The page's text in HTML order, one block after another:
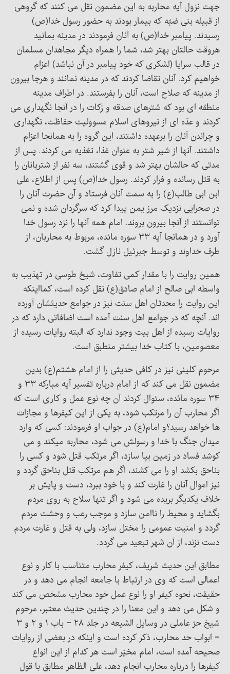
جهت نزول آیه محاربه به این مضمون نقل می کنند که گروهی
از قبیله بنی ضبّه که بیمار بودند به حضور رسول خدا(ص)
رسیدند. پیامبر خدا(ص) به آنان فرمودند در مدینه بمانید
هروقت حالتان بهتر شد، شما را همراه دیگر مجاهدان مسلمان
در قالب سرایا (لشکری که خود پیامبر در آن نباشد) اعزام
خواهیم کرد. آنان تقاضا کردند که در مدینه نمانند و هرجا بیرون
از مدینه که صلاح است، آنان را بفرستند. در اطراف مدینه
منطقه­ ای بود که شترهای صدقه و زکات را در آنجا نگهداری می
کردند و عدّه ای از نیروهای اسلام مسوولیت حفاظت، نگهداری
و چراندن آنان را برعهده داشتند، این گروه را به همانجا اعزام
داشتند. آنها از شیر شتر به عنوان غذا، تغذیه می کردند. پس از
مدتی که حالشان بهتر شد و قوی گشتند، سه نفر از شتربانان را
به قتل رسانده و فرار کردند. رسول خدا(ص) پس از اطلاع، علی
ابن ابی طالب(ع) را به سمت آنان فرستاد و آن حضرت آنان را
در صحرایی نزدیک مرز یمن پیدا کرد که سرگردان شده و نمی
توانستند از آنجا بیرون بروند. امام همه آنها را نزد رسول خدا
آورد و در همانجا آیه ۳۳ سوره مائده، مربوط به محاربان، از
طرف خداوند و توسط جبرئیل نازل گشت.
همین روایت را با مقدار کمی تفاوت، شیخ طوسی در تهذیب به
واسطه ابی صالح از امام صادق(ع) نقل کرده است، کمااینکه
این روایت را محدثان اهل سنت نیز در جوامع حدیثشان آورده
اند. آنچه که در جوامع اهل سنت آمده است اضافاتی دارد که در
روایات رسیده از اهل بیت وجود ندارد که البته روایات رسیده از
معصومین، با کتاب خدا بیشتر منطبق است.
مرحوم کلینی نیز در کافی حدیثی را از امام هشتم(ع) بدین
مضمون نقل می کند که از امام درباره تفسیر آیه مبارکه ۳۳ و
۳۴ سوره مائده، سئوال کردند آن چه نوع عمل و کاری است که
اگر محارب آن را مرتکب شود، به یکی از این کیفرها و مجازات
ها خواهد رسید؟و امام(ع) در جواب او فرمودند: کسی که وارد
میدان جنگ با خدا و رسولش می شود، محاربه میکند و می
کوشد فساد در زمین بپا سازد، اگر مرتکب قتل شود و کسی را
بناحق بکشد او را می کشند، اگر هم مرتکب قتل بناحق گردد و
نیز اموال آنان را غارت کند و با خود ببرد، دست و پایش بر
خلاف یکدیگر بریده می شود و اگر تنها سلاح به روی مردم
بگشاید و محیط را ناامن سازد و موجب رعب و وحشت مردم
گردد و امنیت عمومی را مختل سازد، ولی به قتل و غارت مردم
دست نزند، از آن شهر تبعید می گردد.
مطابق این حدیث شریف، کیفر محارب متناسب با کار و نوع
اعمالی است که وی در ارتباط با جامعه انجام می دهد و در
حقیقت، نحوه کیفر او را نوع عمل خود محارب مشخص می کند
و شکل می دهد و این معنا را در چندین حدیث معتبر، مرحوم
شیخ حرّ عاملی در وسایل الشیعه در جلد ۲۸ – باب ۱ و ۲ و ۳
– ابواب حد محارب، ذکر کرده است و اینکه در بعضی از روایات
صحیحه آمده است، امام مخیّر است هر کدام از این انواع
کیفرها را درباره محارب انجام دهد، علی الظاهر مطابق با قول